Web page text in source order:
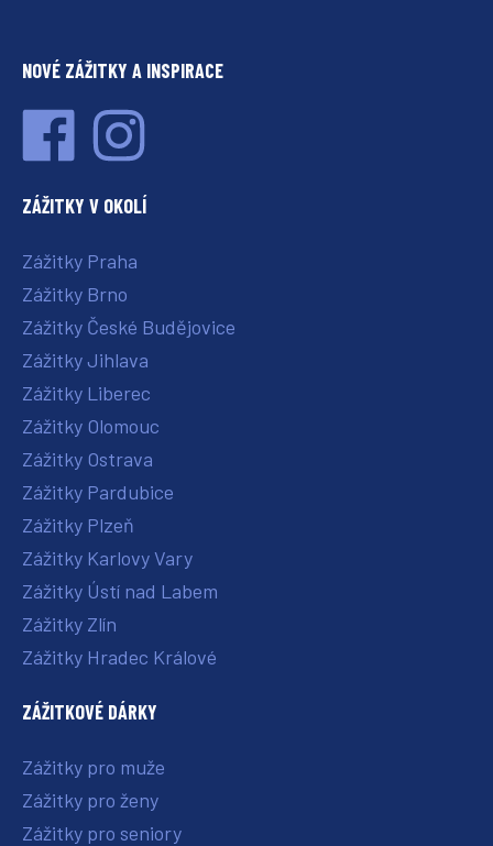
NOVÉ ZÁŽITKY A INSPIRACE
ZÁŽITKY V OKOLÍ
Zážitky Praha
Zážitky Brno
Zážitky České Budějovice
Zážitky Jihlava
Zážitky Liberec
Zážitky Olomouc
Zážitky Ostrava
Zážitky Pardubice
Zážitky Plzeň
Zážitky Karlovy Vary
Zážitky Ústí nad Labem
Zážitky Zlín
Zážitky Hradec Králové
ZÁŽITKOVÉ DÁRKY
Zážitky pro muže
Zážitky pro ženy
Zážitky pro seniory